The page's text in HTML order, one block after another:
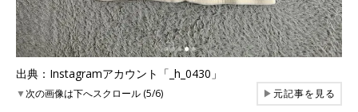
出典：Instagramアカウント「_h_0430」
▼次の画像は下へスクロール (5/6) ▶元記事を見る